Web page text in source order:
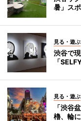
暑」ス
見る・遊ぶ
渋谷で
「
見る・遊ぶ
「渋谷
櫓、輪